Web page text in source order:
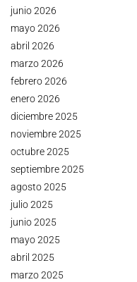
junio 2026
mayo 2026
abril 2026
marzo 2026
febrero 2026
enero 2026
diciembre 2025
noviembre 2025
octubre 2025
septiembre 2025
agosto 2025
julio 2025
junio 2025
mayo 2025
abril 2025
marzo 2025